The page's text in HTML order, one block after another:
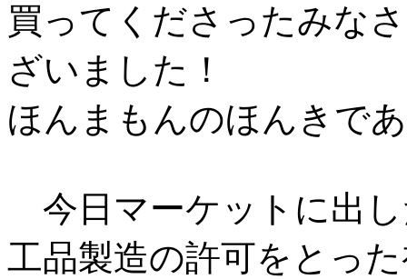
買ってくださったみな
ざいました！
ほんまもんのほんきで
今日マーケットに出
工品製造の許可をとっ